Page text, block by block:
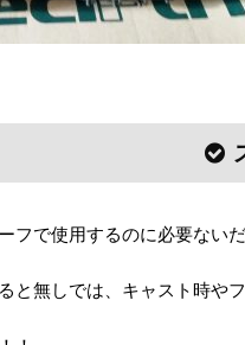
フで使用するのに必要ない
と無しでは、キャスト時や